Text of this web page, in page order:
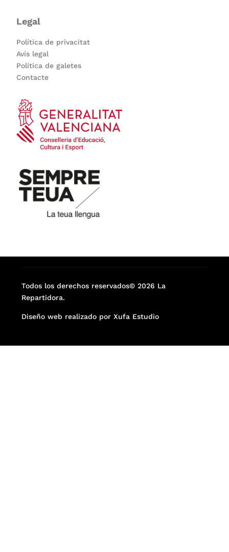
Legal
Política de privacitat
Avís legal
Política de galetes
Contacte
Todos los derechos reservados© 2026 La
Repartidora.
Diseño web realizado por Xufa Estudio